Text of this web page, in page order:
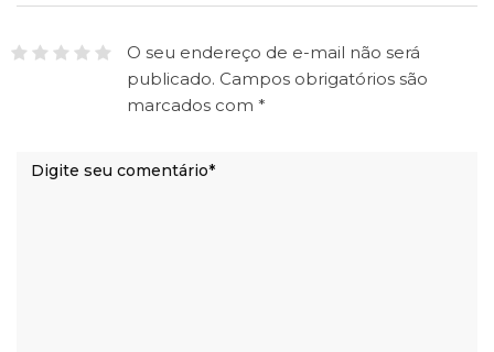
O seu endereço de e-mail não será
publicado. Campos obrigatórios são
marcados com *